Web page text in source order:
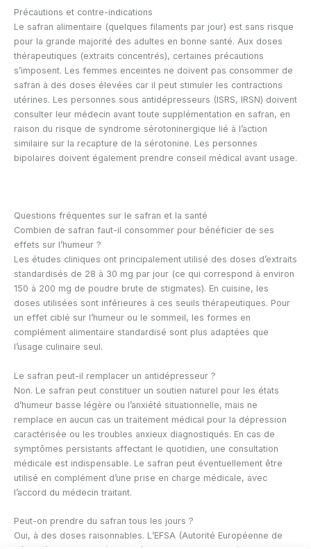
Précautions et contre-indications
Le safran alimentaire (quelques filaments par jour) est sans risque
pour la grande majorité des adultes en bonne santé. Aux doses
thérapeutiques (extraits concentrés), certaines précautions
s’imposent. Les femmes enceintes ne doivent pas consommer de
safran à des doses élevées car il peut stimuler les contractions
utérines. Les personnes sous antidépresseurs (ISRS, IRSN) doivent
consulter leur médecin avant toute supplémentation en safran, en
raison du risque de syndrome sérotoninergique lié à l’action
similaire sur la recapture de la sérotonine. Les personnes
bipolaires doivent également prendre conseil médical avant usage.
Questions fréquentes sur le safran et la santé
Combien de safran faut-il consommer pour bénéficier de ses
effets sur l’humeur ?
Les études cliniques ont principalement utilisé des doses d’extraits
standardisés de 28 à 30 mg par jour (ce qui correspond à environ
150 à 200 mg de poudre brute de stigmates). En cuisine, les
doses utilisées sont inférieures à ces seuils thérapeutiques. Pour
un effet ciblé sur l’humeur ou le sommeil, les formes en
complément alimentaire standardisé sont plus adaptées que
l’usage culinaire seul.
Le safran peut-il remplacer un antidépresseur ?
Non. Le safran peut constituer un soutien naturel pour les états
d’humeur basse légère ou l’anxiété situationnelle, mais ne
remplace en aucun cas un traitement médical pour la dépression
caractérisée ou les troubles anxieux diagnostiqués. En cas de
symptômes persistants affectant le quotidien, une consultation
médicale est indispensable. Le safran peut éventuellement être
utilisé en complément d’une prise en charge médicale, avec
l’accord du médecin traitant.
Peut-on prendre du safran tous les jours ?
Oui, à des doses raisonnables. L’EFSA (Autorité Européenne de